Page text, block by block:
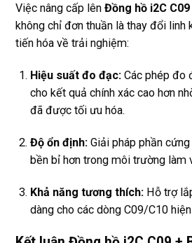
Việc nâng cấp lên Đồng hồ i2C
không chỉ đơn thuần là thay đổi linh
tiến hóa về trải nghiệm:
Hiệu suất đo đạc: Các phép đo
cho kết quả chính xác cao hơn
đã được tối ưu hóa.
Độ ổn định: Giải pháp phần
bền bỉ hơn trong môi trường làm
Khả năng tương thích: Hỗ trợ
dàng cho các dòng C09/C10 hiện